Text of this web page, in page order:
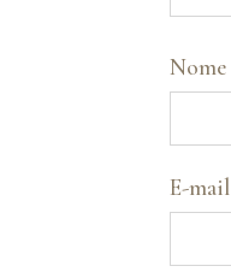
Nome
E-mail